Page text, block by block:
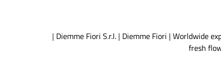
| Diemme Fiori S.r.l. | Diemme Fiori | Worldwide
fresh